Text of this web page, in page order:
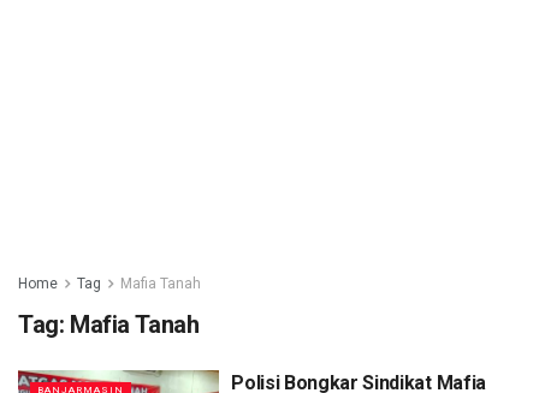
Home Tag Mafia Tanah
Tag: Mafia Tanah
BANJARMASIN
Polisi Bongkar Sindikat Mafia